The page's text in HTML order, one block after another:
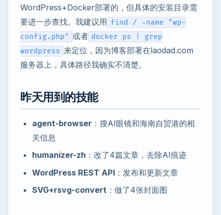
WordPress+Docker部署的，但具体的安装目录需
要进一步查找。我建议用 find / -name "wp-
config.php" 或者 docker ps | grep
wordpress 来定位，因为博客部署在laodad.com
服务器上，具体路径我确实不清楚。
昨天用到的技能
agent-browser ：搜AI眼镜和海南自贸港的相
关信息
humanizer-zh ：改了4篇文章，去除AI痕迹
WordPress REST API ：发布和更新文章
SVG+rsvg-convert ：做了4张封面图